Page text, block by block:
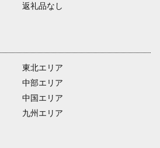
返礼品なし
東北エリア
中部エリア
中国エリア
九州エリア